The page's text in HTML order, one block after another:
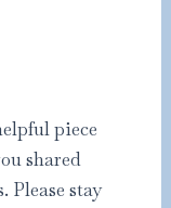
piece
shared
stay